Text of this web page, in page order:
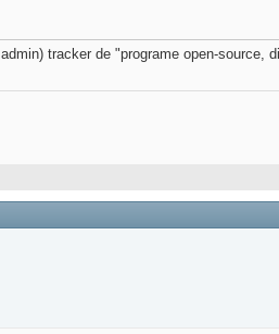
tracker de "programe open-